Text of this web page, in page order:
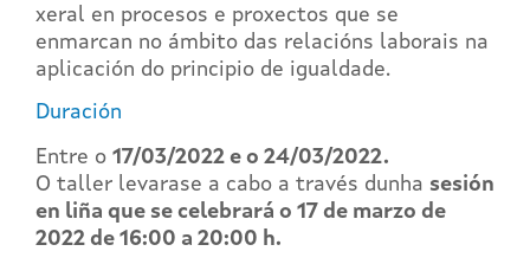
xeral en procesos e proxectos que se
enmarcan no ámbito das relacións laborais na
aplicación do principio de igualdade.
Duración
Entre o 17/03/2022 e o 24/03/2022.
O taller levarase a cabo a través dunha sesión
en liña que se celebrará o 17 de marzo de
2022 de 16:00 a 20:00 h.